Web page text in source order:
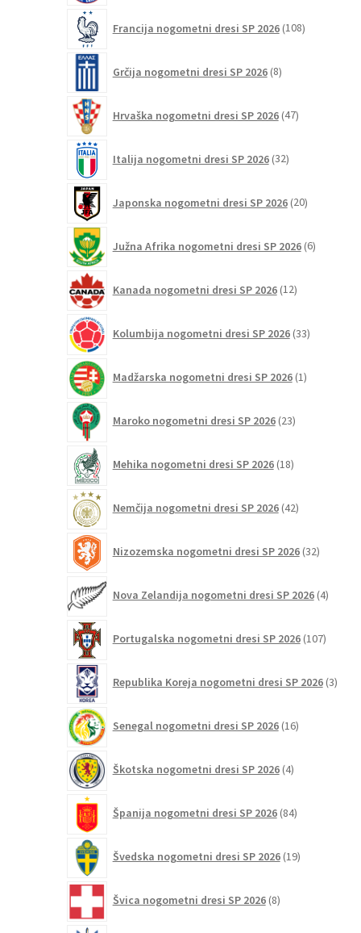
Francija nogometni dresi SP 2026 108izdelkov
Grčija nogometni dresi SP 2026 8izdelkov
Hrvaška nogometni dresi SP 2026 47izdelkov
Italija nogometni dresi SP 2026 32izdelkov
Japonska nogometni dresi SP 2026 20izdelkov
Južna Afrika nogometni dresi SP 2026 6izdelkov
Kanada nogometni dresi SP 2026 12izdelkov
Kolumbija nogometni dresi SP 2026 33izdelkov
Madžarska nogometni dresi SP 2026 1izdelek
Maroko nogometni dresi SP 2026 23izdelkov
Mehika nogometni dresi SP 2026 18izdelkov
Nemčija nogometni dresi SP 2026 42izdelkov
Nizozemska nogometni dresi SP 2026 32izdelkov
Nova Zelandija nogometni dresi SP 2026 4izdelki
Portugalska nogometni dresi SP 2026 107
Republika Koreja nogometni dresi SP 2026 3
Senegal nogometni dresi SP 2026 16izdelkov
Škotska nogometni dresi SP 2026 4izdelki
Španija nogometni dresi SP 2026 84izdelkov
Švedska nogometni dresi SP 2026 19izdelkov
Švica nogometni dresi SP 2026 8izdelkov